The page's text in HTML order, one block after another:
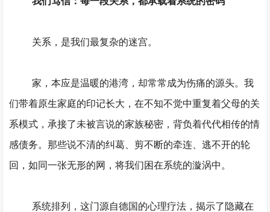
关系，是我们最复杂的迷宫。
家，本应是温暖的港湾，却常常成为伤痛的源头。我
们带着原生家庭的印记长大，在不知不觉中重复着父母的关
系模式，承接了未被言说的家族秘密，背负着代代相传的情
感债务。那些说不清的纠葛、剪不断的牵连、逃不开的轮
回，如同一张无形的网，将我们困在系统的漩涡中。
系统排列，这门源自德国的心理疗法，揭示了隐藏在